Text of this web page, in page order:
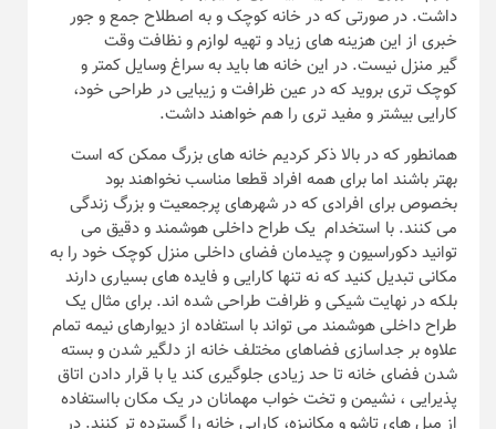
داشت. در صورتی که در خانه کوچک و به اصطلاح جمع و جور
خبری از این هزینه های زیاد و تهیه لوازم و نظافت وقت
گیر منزل نیست. در این خانه ها باید به سراغ وسایل کمتر و
کوچک تری بروید که در عین ظرافت و زیبایی در طراحی خود،
کارایی بیشتر و مفید تری را هم خواهند داشت.
همانطور که در بالا ذکر کردیم خانه های بزرگ ممکن که است
بهتر باشند اما برای همه افراد قطعا مناسب نخواهند بود
بخصوص برای افرادی که در شهرهای پرجمعیت و بزرگ زندگی
می کنند. با استخدام یک طراح داخلی هوشمند و دقیق می
توانید دکوراسیون و چیدمان فضای داخلی منزل کوچک خود را به
مکانی تبدیل کنید که نه تنها کارایی و فایده های بسیاری دارند
بلکه در نهایت شیکی و ظرافت طراحی شده اند. برای مثال یک
طراح داخلی هوشمند می تواند با استفاده از دیوارهای نیمه تمام
علاوه بر جداسازی فضاهای مختلف خانه از دلگیر شدن و بسته
شدن فضای خانه تا حد زیادی جلوگیری کند یا با قرار دادن اتاق
پذیرایی ، نشیمن و تخت خواب مهمانان در یک مکان بااستفاده